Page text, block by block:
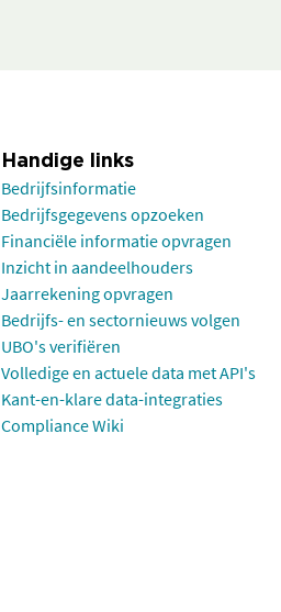
Handige links
Bedrijfsinformatie
Bedrijfsgegevens opzoeken
Financiële informatie opvragen
Inzicht in aandeelhouders
Jaarrekening opvragen
Bedrijfs- en sectornieuws volgen
UBO's verifiëren
Volledige en actuele data met API's
Kant-en-klare data-integraties
Compliance Wiki